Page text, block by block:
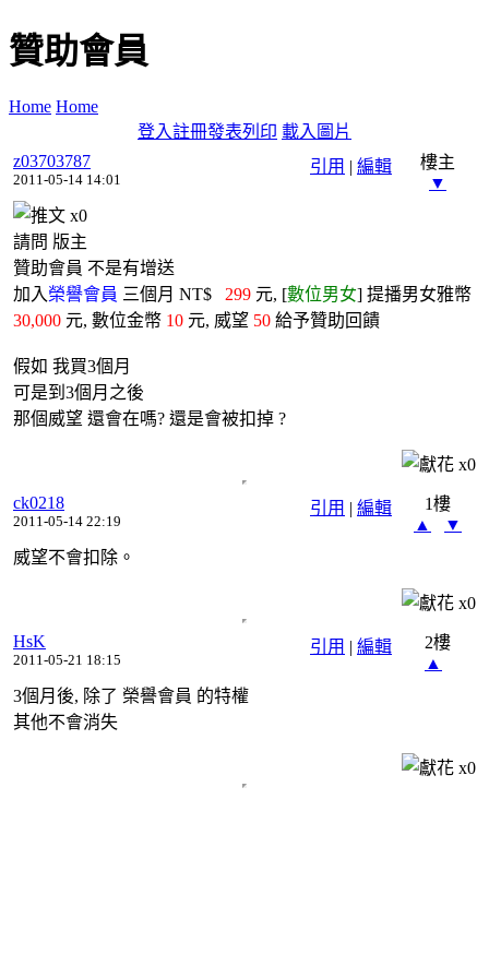
贊助會員
Home Home
登入註冊發表列印 載入圖片
引用 | 編輯
z03703787
2011-05-14 14:01
樓主
▼
x0
請問 版主
贊助會員 不是有增送
加入 榮譽會員 三個月 NT$ 299 元, [數位男女] 提播男女雅幣
30,000 元, 數位金幣 10 元, 威望 50 給予贊助回饋
假如 我買3個月
可是到3個月之後
那個威望 還會在嗎? 還是會被扣掉 ?
x0
引用 | 編輯
ck0218
2011-05-14 22:19
1樓
▲
▼
威望不會扣除。
x0
引用 | 編輯
HsK
2011-05-21 18:15
2樓
▲
3個月後, 除了 榮譽會員 的特權
其他不會消失
x0